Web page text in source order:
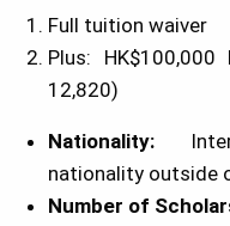
Full tuition waiver
Plus:
12,820)
Nationality:
nationality outside
Number of